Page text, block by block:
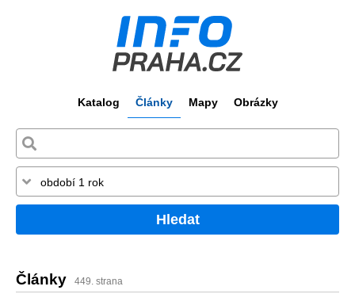
Katalog Články Mapy Obrázky
Hledat
Články 449. strana